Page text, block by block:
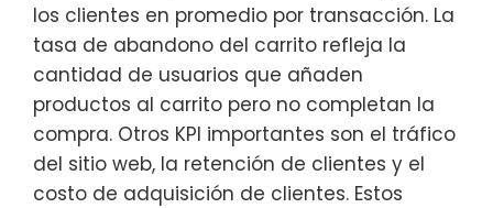
los clientes en promedio por transacción. La
tasa de abandono del carrito refleja la
cantidad de usuarios que añaden
productos al carrito pero no completan la
compra. Otros KPI importantes son el tráfico
del sitio web, la retención de clientes y el
costo de adquisición de clientes. Estos